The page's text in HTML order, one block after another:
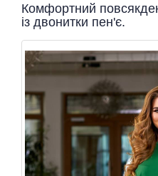
Комфортний
із двонитки пен'є.